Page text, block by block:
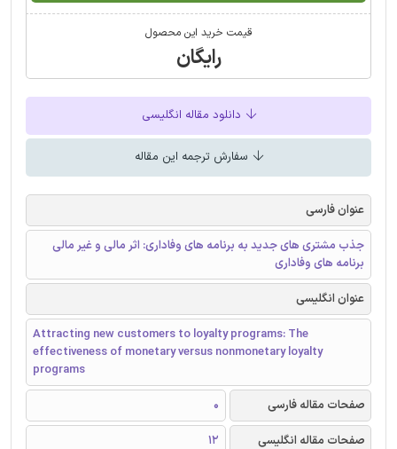
قیمت خرید این محصول
رایگان
دانلود مقاله انگلیسی
سفارش ترجمه این مقاله
عنوان فارسی
جذب مشتری های جدید به برنامه های وفاداری: اثر مالی و غیر مالی
برنامه های وفاداری
عنوان انگلیسی
Attracting new customers to loyalty programs: The
effectiveness of monetary versus nonmonetary loyalty
programs
صفحات مقاله فارسی
0
صفحات مقاله انگلیسی
12